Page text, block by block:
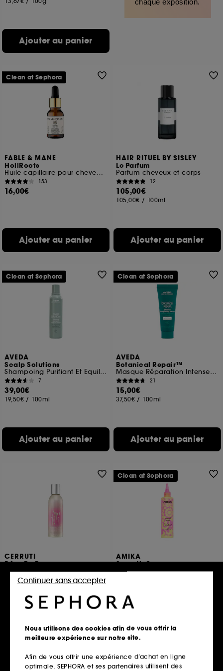
Ajouter au panier
chaque exposition.
FABLE & MANE
HoliRoots
Huile capillaire pour cheveux renforcés
153
16,00€
Ajouter au panier
Clean at Sephora
HAIR RITUEL BY SISLEY
Le Parfum
Parfum cheveux et corps
12
105,00€
105,00€ / 100ml
Ajouter au panier
AVEDA
Scalp Solutions
Shampoing Purifiant Et Equilibrant
7
39,00€
19,50€ / 100ml
Ajouter au panier
Clean at Sephora
AVEDA
Botanical Repair™
Masque Réparation Intense Cheveux Fins
21
15,00€
37,50€ / 100ml
Ajouter au panier
Clean at Sephora
CERRUTI
Rêve De Roses
Brume pour les cheveux
1
Ajouter au panier
AMIKA
Smooth Over
Soin Anti-Frisottis
Ajouter au panier
Clean at Sephora
Nous utilisons des cookies afin de vous offrir la
meilleure expérience sur notre site.
Afin de vous offrir une expérience d’achat en ligne
optimale, SEPHORA et ses partenaires utilisent des
Continuer sans accepter